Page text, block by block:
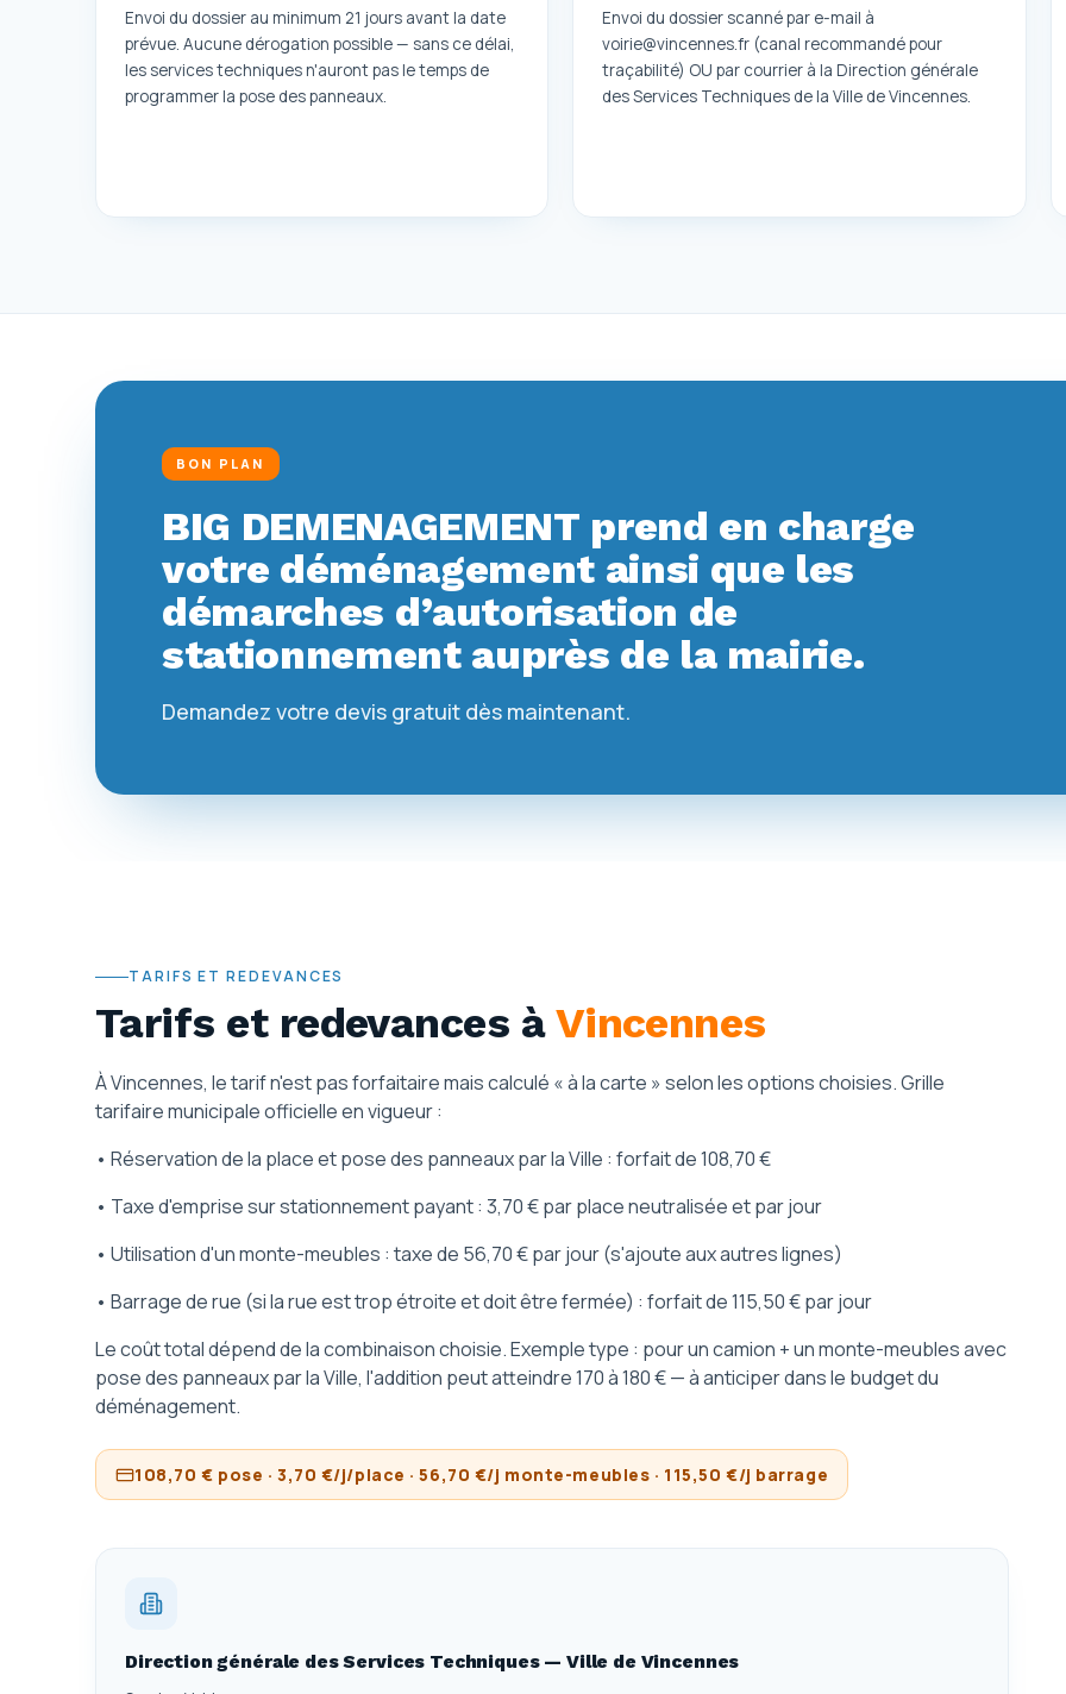
Envoi du dossier au minimum 21 jours avant la date
prévue. Aucune dérogation possible — sans ce délai,
les services techniques n'auront pas le temps de
programmer la pose des panneaux.
Envoi du dossier scanné par e-mail à
voirie@vincennes.fr (canal recommandé pour
traçabilité) OU par courrier à la Direction générale
des Services Techniques de la Ville de Vincennes.
BON PLAN
BIG DEMENAGEMENT prend en charge
votre déménagement ainsi que les
démarches d’autorisation de
stationnement auprès de la mairie.
Demandez votre devis gratuit dès maintenant.
TARIFS ET REDEVANCES
Tarifs et redevances àVincennes
À Vincennes, le tarif n'est pas forfaitaire mais calculé « à la carte » selon les options choisies. Grille
tarifaire municipale officielle en vigueur :
• Réservation de la place et pose des panneaux par la Ville : forfait de 108,70 €
• Taxe d'emprise sur stationnement payant : 3,70 € par place neutralisée et par jour
• Utilisation d'un monte-meubles : taxe de 56,70 € par jour (s'ajoute aux autres lignes)
• Barrage de rue (si la rue est trop étroite et doit être fermée) : forfait de 115,50 € par jour
Le coût total dépend de la combinaison choisie. Exemple type : pour un camion + un monte-meubles avec
pose des panneaux par la Ville, l'addition peut atteindre 170 à 180 € — à anticiper dans le budget du
déménagement.
108,70 € pose · 3,70 €/j/place · 56,70 €/j monte-meubles · 115,50 €/j barrage
Direction générale des Services Techniques — Ville de Vincennes